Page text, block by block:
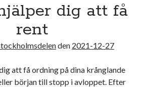
dig att få
rent
den 2021-12-27
att få ordning på dina krånglande
början till stopp i avloppet. Efter